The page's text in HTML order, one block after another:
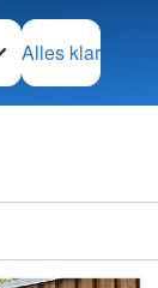
Alles klar